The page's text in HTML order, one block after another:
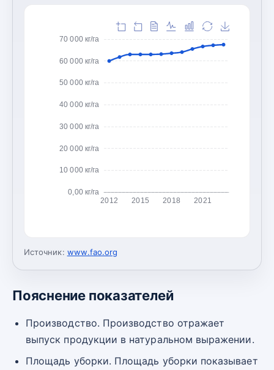
0,00 кг/га
10 000 кг/га
20 000 кг/га
30 000 кг/га
40 000 кг/га
50 000 кг/га
60 000 кг/га
70 000 кг/га
2012 2015 2018 2021
Источник: www.fao.org
Пояснение показателей
Производство. Производство отражает
выпуск продукции в натуральном выражении.
Площадь уборки. Площадь уборки показывает